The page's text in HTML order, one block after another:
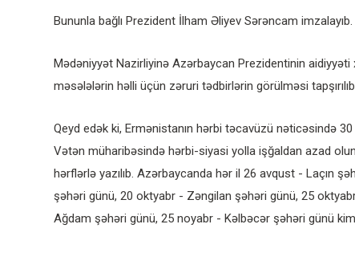
Bununla bağlı Prezident İlham Əliyev Sərəncam imzalayıb.
Mədəniyyət Nazirliyinə Azərbaycan Prezidentinin
məsələlərin həlli üçün zəruri tədbirlərin görülməsi
Qeyd edək ki, Ermənistanın hərbi təcavüzü nəticəsində
Vətən müharibəsində hərbi-siyasi yolla işğaldan azad
hərflərlə yazılıb. Azərbaycanda hər il 26 avqust - Laçın
şəhəri günü, 20 oktyabr - Zəngilan şəhəri günü, 25
Ağdam şəhəri günü, 25 noyabr - Kəlbəcər şəhəri günü